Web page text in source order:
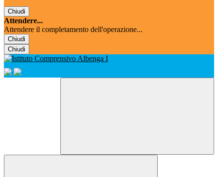
Chiudi
Attendere...
Attendere il completamento dell'operazione...
Chiudi
Chiudi